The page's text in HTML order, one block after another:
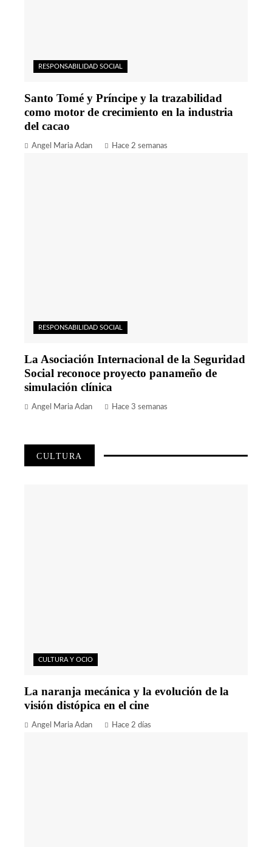
RESPONSABILIDAD SOCIAL
Santo Tomé y Príncipe y la trazabilidad
como motor de crecimiento en la industria
del cacao
Angel Maria Adan Hace 2 semanas
RESPONSABILIDAD SOCIAL
La Asociación Internacional de la Seguridad
Social reconoce proyecto panameño de
simulación clínica
Angel Maria Adan Hace 3 semanas
CULTURA
CULTURA Y OCIO
La naranja mecánica y la evolución de la
visión distópica en el cine
Angel Maria Adan Hace 2 días